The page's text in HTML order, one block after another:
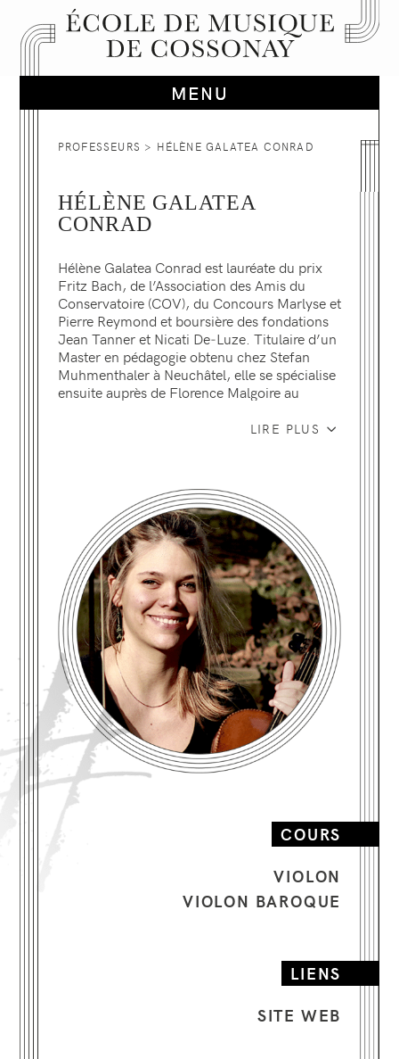
PROFESSEURS > HÉLÈNE GALATEA CONRAD
HÉLÈNE GALATEA
CONRAD
Hélène Galatea Conrad est lauréate du prix
Fritz Bach, de l’Association des Amis du
Conservatoire (COV), du Concours Marlyse et
Pierre Reymond et boursière des fondations
Jean Tanner et Nicati De‐Luze. Titulaire d’un
Master en pédagogie obtenu chez Stefan
Muhmenthaler à Neuchâtel, elle se spécialise
ensuite auprès de Florence Malgoire au
Genève), terminant sa formation par un
Elle joue régulièrement avec des ensembles
baroques (Moment Baroque, Hortus Amoris,
Ensemble Baroque du Léman, Ensemble
Baroque de Joux, Capella Paterniascencis,
Orchester des BarockZentrum, Collegium
Musicum Luzern, Capella Concertata,
Ensemble Collegium La Chiésaz), et travaille
avec des musiciens tels qu’Andreas Scholl,
Guy Bovet, Pierre-Alain Clerc, Lucien Dubuis.
Elle a fait partie d’un groupe de pop rock
irlandais et s’est frottée à des styles
totalement improvisés. Elle enseigne le violon
depuis une dizaine d’années à l’Académie
Internationale des Arts (AIDA-Leman), et
depuis 2024 à l’École de Musique de
Cossonay.
Passionnée par le lien entre la musique et les
autres formes d’expressions, Hélène Galatea
Conrad a fait partie d’un groupe de recherche
cadre, elle a présenté plusieurs projets, dont «
M.I.E. », portant sur le lien émotionnel entre
la musique et les images) et « Les Neurones
Désireuse de lier son univers avec d’autres
transdisciplinarité des arts de la scène, elle a
LIRE PLUS
COURS
VIOLON
VIOLON BAROQUE
LIENS
SITE WEB